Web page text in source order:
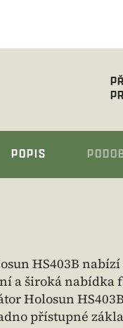
POPIS
HS403B
a široká nabídka
Holosun
přístupné